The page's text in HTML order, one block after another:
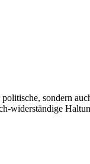
sondern
widerständige